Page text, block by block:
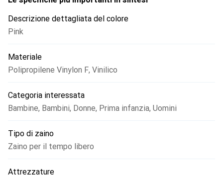
Descrizione dettagliata del colore
Pink
Materiale
Polipropilene Vinylon F, Vinilico
Categoria interessata
Bambine, Bambini, Donne, Prima infanzia, Uomini
Tipo di zaino
Zaino per il tempo libero
Attrezzature